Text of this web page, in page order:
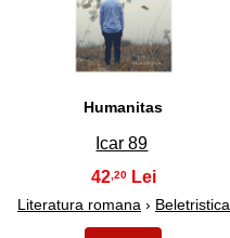
25
Humanitas
Icar 89
42 ,20
Literatura romana › Beletristica